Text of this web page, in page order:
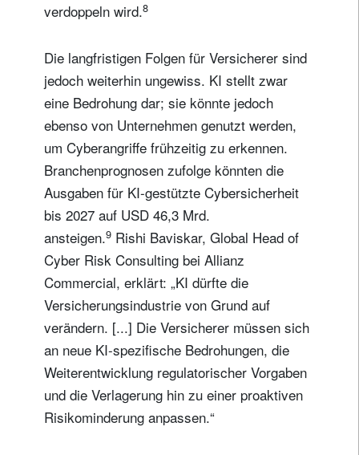
verdoppeln wird.8
Die langfristigen Folgen für Versicherer sind
jedoch weiterhin ungewiss. KI stellt zwar
eine Bedrohung dar; sie könnte jedoch
ebenso von Unternehmen genutzt werden,
um Cyberangriffe frühzeitig zu erkennen.
Branchenprognosen zufolge könnten die
Ausgaben für KI-gestützte Cybersicherheit
bis 2027 auf USD 46,3 Mrd.
ansteigen.9 Rishi Baviskar, Global Head of
Cyber Risk Consulting bei Allianz
Commercial, erklärt: „KI dürfte die
Versicherungsindustrie von Grund auf
verändern. [...] Die Versicherer müssen sich
an neue KI-spezifische Bedrohungen, die
Weiterentwicklung regulatorischer Vorgaben
und die Verlagerung hin zu einer proaktiven
Risikominderung anpassen.“
Wohnsitzland
Ich bin weder in den USA wohnhaft noch bin ich US-Bürger
Ihre Informationen werden in Übereinstimmung
mit unserer
Datenschutzerklärung verwendet
registrieren